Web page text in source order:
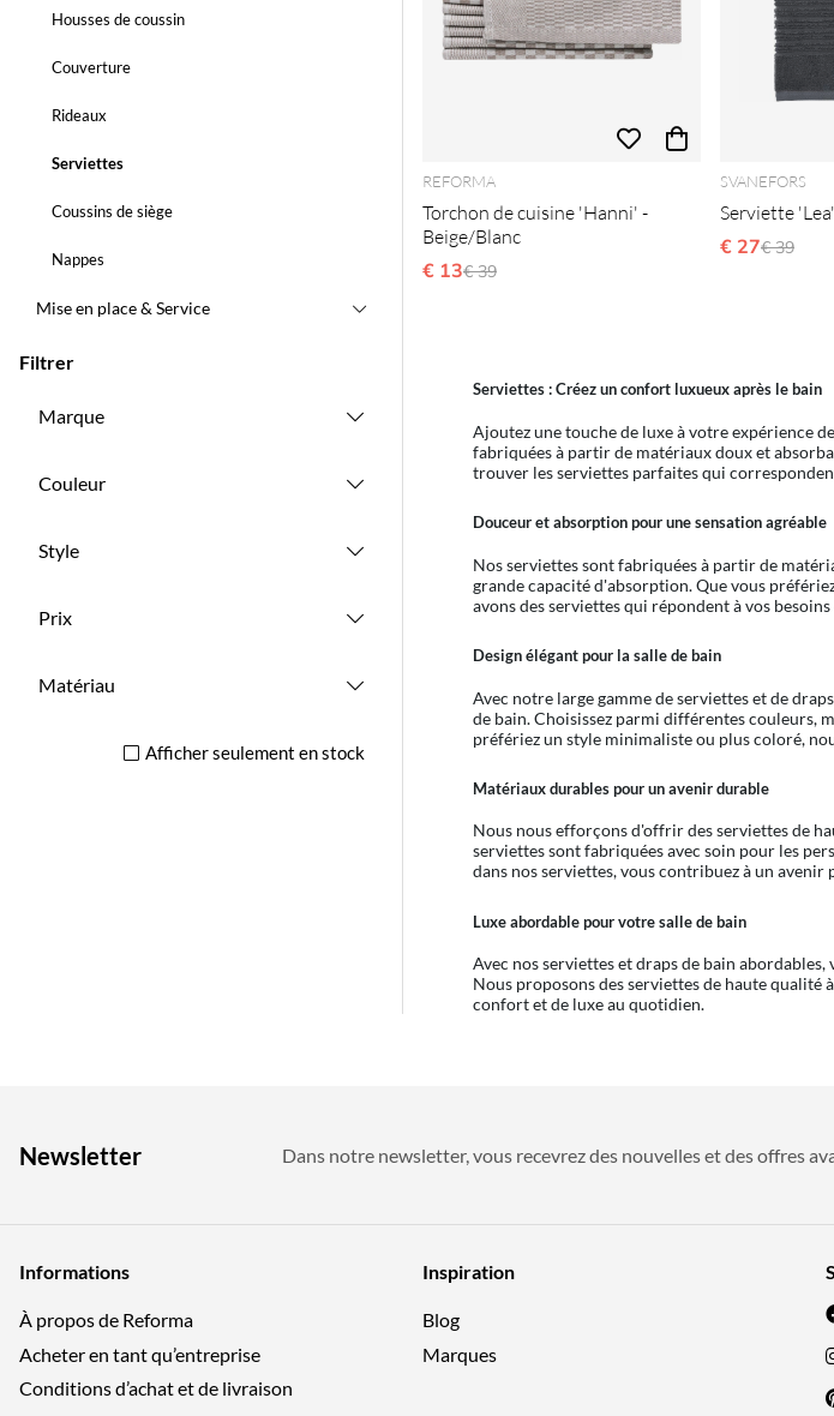
Housses de coussin
Couverture
Rideaux
Serviettes
Coussins de siège
Nappes
Mise en place & Service
Filtrer
Marque
Couleur
Style
Prix
Matériau
Afficher seulement en stock
REFORMA
Torchon de cuisine 'Hanni' -
Beige/Blanc
€ 13Prix régulier:
€ 39
SVANEFORS
Serviette
€ 27Prix
€ 39
Serviettes : Créez un confort luxueux après le bain
Ajoutez une touche de luxe à votre expérience
fabriquées à partir de matériaux doux et
trouver les serviettes parfaites qui
Douceur et absorption pour une sensation agréable
Nos serviettes sont fabriquées à partir de
grande capacité d'absorption. Que vous
avons des serviettes qui répondent à vos
Design élégant pour la salle de bain
Avec notre large gamme de serviettes et de
de bain. Choisissez parmi différentes couleurs,
préfériez un style minimaliste ou plus coloré,
Matériaux durables pour un avenir durable
Nous nous efforçons d'offrir des serviettes de
serviettes sont fabriquées avec soin pour les
dans nos serviettes, vous contribuez à un
Luxe abordable pour votre salle de bain
Avec nos serviettes et draps de bain
Nous proposons des serviettes de haute qualité
confort et de luxe au quotidien.
Newsletter Dans notre newsletter, vous recevrez des nouvelles et des offres
Informations
À propos de Reforma
Acheter en tant qu’entreprise
Conditions d’achat et de livraison
Inspiration
Blog
Marques